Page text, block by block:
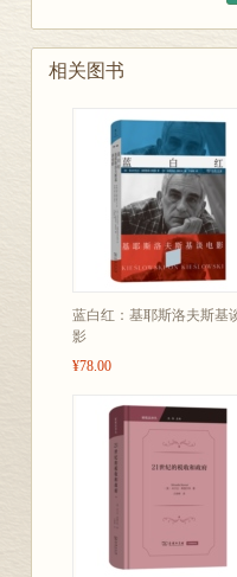
相关图书
蓝白红：基耶斯洛夫斯基
影
¥78.00